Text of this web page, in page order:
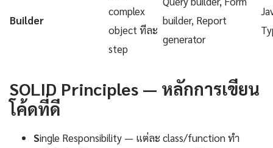
Builder
complex
object ทีละ
step
builder, Report
generator
SOLID Principles — หลักการเขียน
โค้ดที่ดี
Single Responsibility — แต่ละ class/function ทำ